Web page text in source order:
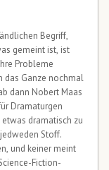
Begriff,
gemeint ist, ist
Probleme
das Ganze nochmal
dann Nobert Maas
Dramaturgen
dramatisch zu
Stoff.
und keiner meint
Fiction-